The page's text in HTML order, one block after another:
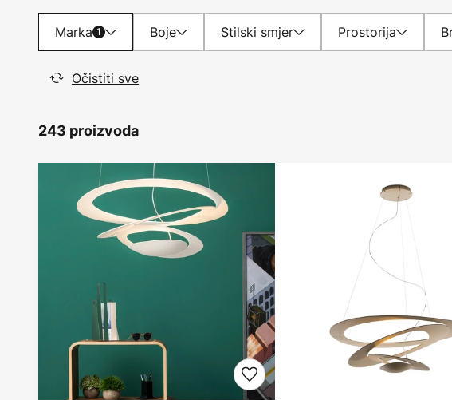
Marka 1 Boje Stilski smjer Prostorija
Očistiti sve
243 proizvoda